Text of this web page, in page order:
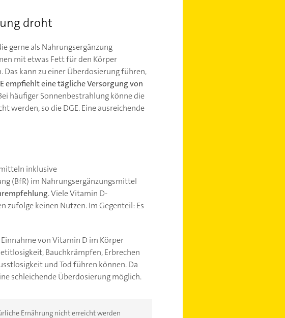
droht
gerne als Nahrungsergänzung
mit etwas Fett für den Körper
kann zu einer Überdosierung führen,
empfiehlt eine tägliche Versorgung von
häufiger Sonnenbestrahlung könne die
werden, so die DGE. Eine ausreichende
inklusive
(BfR) im Nahrungsergänzungsmittel
. Viele Vitamin D-
keinen Nutzen. Im Gegenteil: Es
von Vitamin D im Körper
Bauchkrämpfen, Erbrechen
und Tod führen können. Da
schleichende Überdosierung möglich.
Ernährung nicht erreicht werden